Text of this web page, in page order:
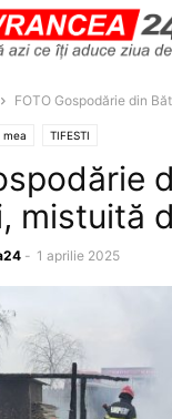
FOTO Gospodărie din
mea TIFESTI
mistuită
- 1 aprilie 2025